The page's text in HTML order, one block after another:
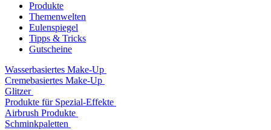
Produkte
Themenwelten
Eulenspiegel
Tipps & Tricks
Gutscheine
Wasserbasiertes Make-Up
Cremebasiertes Make-Up
Glitzer
Produkte für Spezial-Effekte
Airbrush Produkte
Schminkpaletten